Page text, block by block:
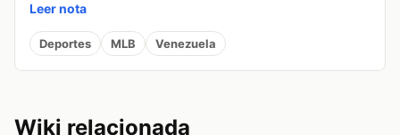
Leer nota
Deportes MLB Venezuela
Wiki relacionada